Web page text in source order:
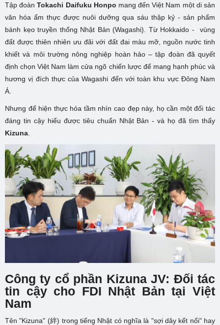
Tập đoànTokachi Daifuku Honpo mang đến Việt Nam một di sản
văn hóa ẩm thực được nuôi dưỡng qua sáu thập kỷ - sản phẩm
bánh kẹo truyền thống Nhật Bản (Wagashi). Từ Hokkaido - vùng
đất được thiên nhiên ưu đãi với đất đai màu mỡ, nguồn nước tinh
khiết và môi trường nông nghiệp hoàn hảo – tập đoàn đã quyết
định chọn Việt Nam làm cửa ngõ chiến lược để mang hạnh phúc và
hương vị đích thực của Wagashi đến với toàn khu vực Đông Nam
Á.
Nhưng để hiện thực hóa tầm nhìn cao đẹp này, họ cần một đối tác
đáng tin cậy hiểu được tiêu chuẩn Nhật Bản - và họ đã tìm thấy
Kizuna
Công ty cổ phần Kizuna JV: Đối tác
tin cậy cho FDI Nhật Bản tại Việt
Nam
Tên "Kizuna" (絆) trong tiếng Nhật có nghĩa là "sợi dây kết nối" hay